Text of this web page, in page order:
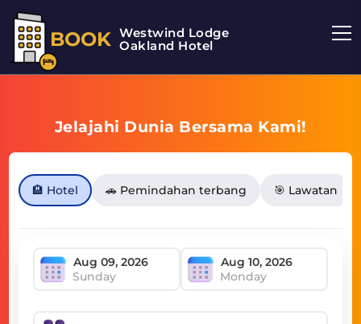
BOOK Westwind Lodge
Oakland Hotel
Jelajahi Dunia Bersama Kami!
🏨 Hotel 🚗 Pemindahan terbang 🎯 Lawatan
Sunday Monday